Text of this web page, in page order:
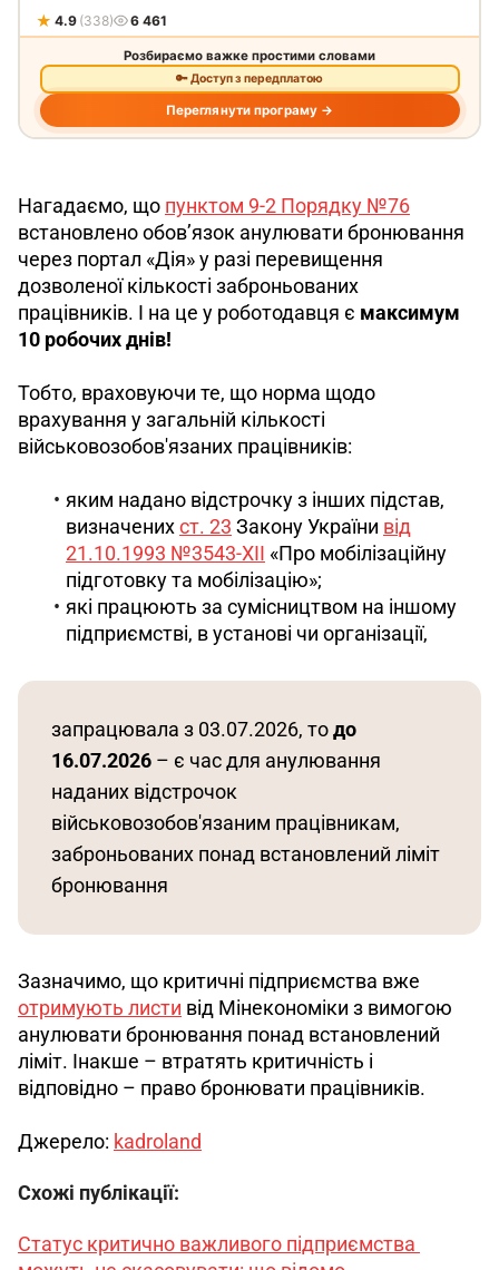
Нагадаємо, що пунктом 9-2 Порядку №76
встановлено обов’язок анулювати бронювання
через портал «Дія» у разі перевищення
дозволеної кількості заброньованих
працівників. І на це у роботодавця є максимум
10 робочих днів!
Тобто, враховуючи те, що норма щодо
врахування у загальній кількості
військовозобов'язаних працівників:
яким надано відстрочку з інших підстав,
визначенихст. 23 Закону України від
21.10.1993 №3543-XII «Про мобілізаційну
підготовку та мобілізацію»;
які працюють за сумісництвом на іншому
підприємстві, в установі чи організації,
запрацювала з 03.07.2026, то до
16.07.2026 – є час для анулювання
наданих відстрочок
військовозобов'язаним працівникам,
заброньованих понад встановлений ліміт
бронювання
Зазначимо, що критичні підприємства вже
отримують листи від Мінекономіки з вимогою
анулювати бронювання понад встановлений
ліміт. Інакше – втратять критичність і
відповідно – право бронювати працівників.
Джерело: kadroland
Схожі публікації:
Статус критично важливого підприємства